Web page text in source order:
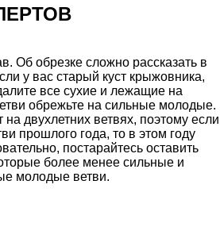
Об обрезке сложно рассказать в
у вас старый куст крыжовника,
все сухие и лежащие на
обрежьте на сильные молодые.
двухлетних ветвях, поэтому если
прошлого года, то в этом году
постарайтесь оставить
более менее сильные и
молодые ветви.